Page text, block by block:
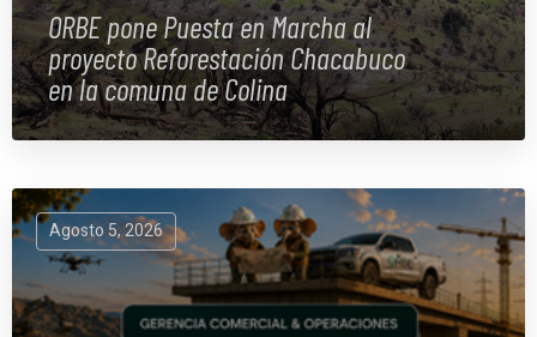
ORBE pone Puesta en Marcha al
proyecto Reforestación Chacabuco
en la comuna de Colina
Agosto 5, 2026